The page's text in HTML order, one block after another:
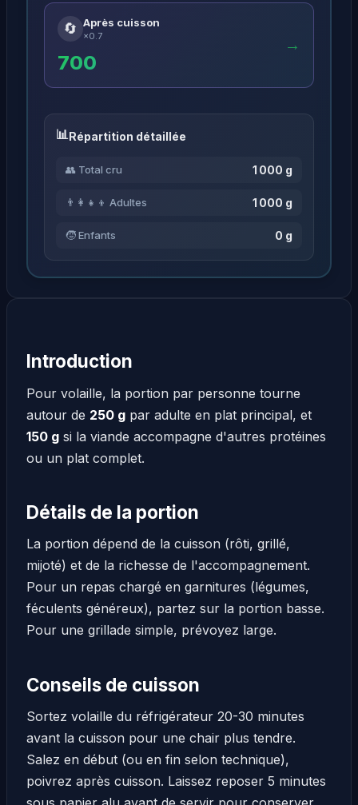
🔄 Après cuisson
×0.7
700
→
Répartition détaillée
👥 Total cru 1 000 g
👨‍👩‍👧‍👦 Adultes 1 000 g
🧒 Enfants 0 g
Introduction
Pour volaille, la portion par personne tourne
autour de 250 g par adulte en plat principal, et
150 g si la viande accompagne d'autres protéines
ou un plat complet.
Détails de la portion
La portion dépend de la cuisson (rôti, grillé,
mijoté) et de la richesse de l'accompagnement.
Pour un repas chargé en garnitures (légumes,
féculents généreux), partez sur la portion basse.
Pour une grillade simple, prévoyez large.
Conseils de cuisson
Sortez volaille du réfrigérateur 20-30 minutes
avant la cuisson pour une chair plus tendre.
Salez en début (ou en fin selon technique),
poivrez après cuisson. Laissez reposer 5 minutes